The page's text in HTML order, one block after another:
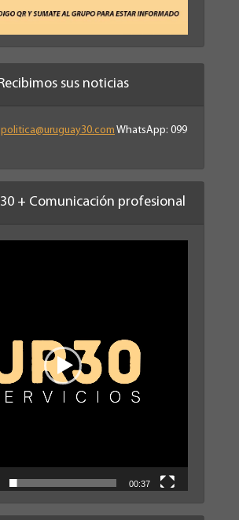
sus noticias
politica@uruguay30.com WhatsApp: 099
+ Comunicación profesional
00:37